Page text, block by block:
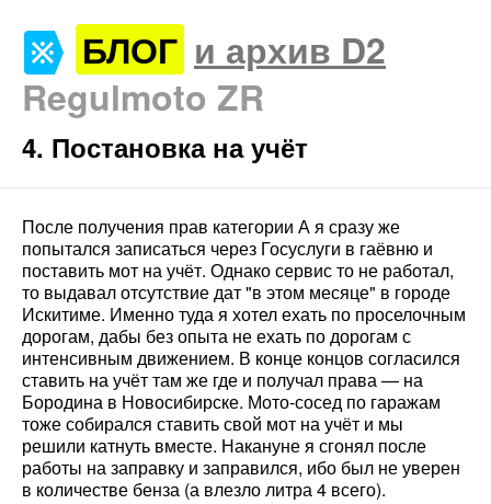
БЛОГ и архив D2
Regulmoto ZR
4. Постановка на учёт
После получения прав категории А я сразу же
попытался записаться через Госуслуги в гаёвню и
поставить мот на учёт. Однако сервис то не работал,
то выдавал отсутствие дат "в этом месяце" в городе
Искитиме. Именно туда я хотел ехать по проселочным
дорогам, дабы без опыта не ехать по дорогам с
интенсивным движением. В конце концов согласился
ставить на учёт там же где и получал права — на
Бородина в Новосибирске. Мото-сосед по гаражам
тоже собирался ставить свой мот на учёт и мы
решили катнуть вместе. Накануне я сгонял после
работы на заправку и заправился, ибо был не уверен
в количестве бенза (а влезло литра 4 всего).